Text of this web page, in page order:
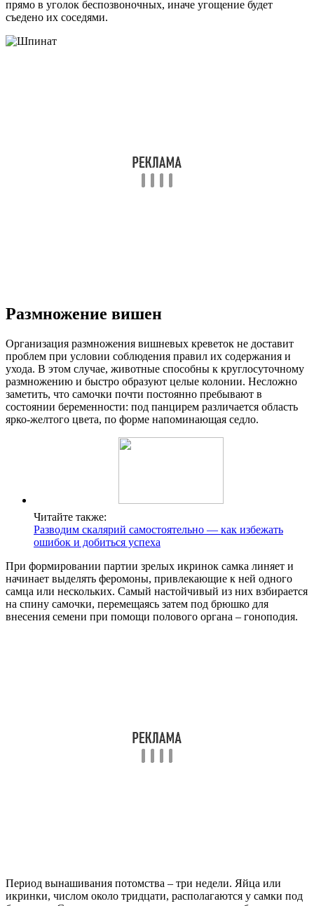
прямо в уголок беспозвоночных, иначе угощение будет
съедено их соседями.
Размножение вишен
Организация размножения вишневых креветок не доставит
проблем при условии соблюдения правил их содержания и
ухода. В этом случае, животные способны к круглосуточному
размножению и быстро образуют целые колонии. Несложно
заметить, что самочки почти постоянно пребывают в
состоянии беременности: под панцирем различается область
ярко-желтого цвета, по форме напоминающая седло.
Читайте также:
Разводим скалярий самостоятельно — как избежать
ошибок и добиться успеха
При формировании партии зрелых икринок самка линяет и
начинает выделять феромоны, привлекающие к ней одного
самца или нескольких. Самый настойчивый из них взбирается
на спину самочки, перемещаясь затем под брюшко для
внесения семени при помощи полового органа – гоноподия.
Период вынашивания потомства – три недели. Яйца или
икринки, числом около тридцати, располагаются у самки под